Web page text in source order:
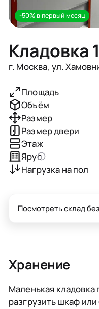
Кладовка
г. Москва, ул.
-50% в первый месяц
Площадь
Объём
Размер
Размер двери
Этаж
Ярус
Нагрузка на пол
Хранение
Маленькая
разгрузить шкаф
Посмотреть склад